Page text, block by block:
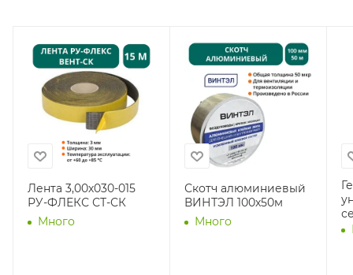
Лента 3,00х030-015
РУ-ФЛЕКС СТ-СК
Много
Скотч алюминиевый
ВИНТЭЛ 100х50м
Много